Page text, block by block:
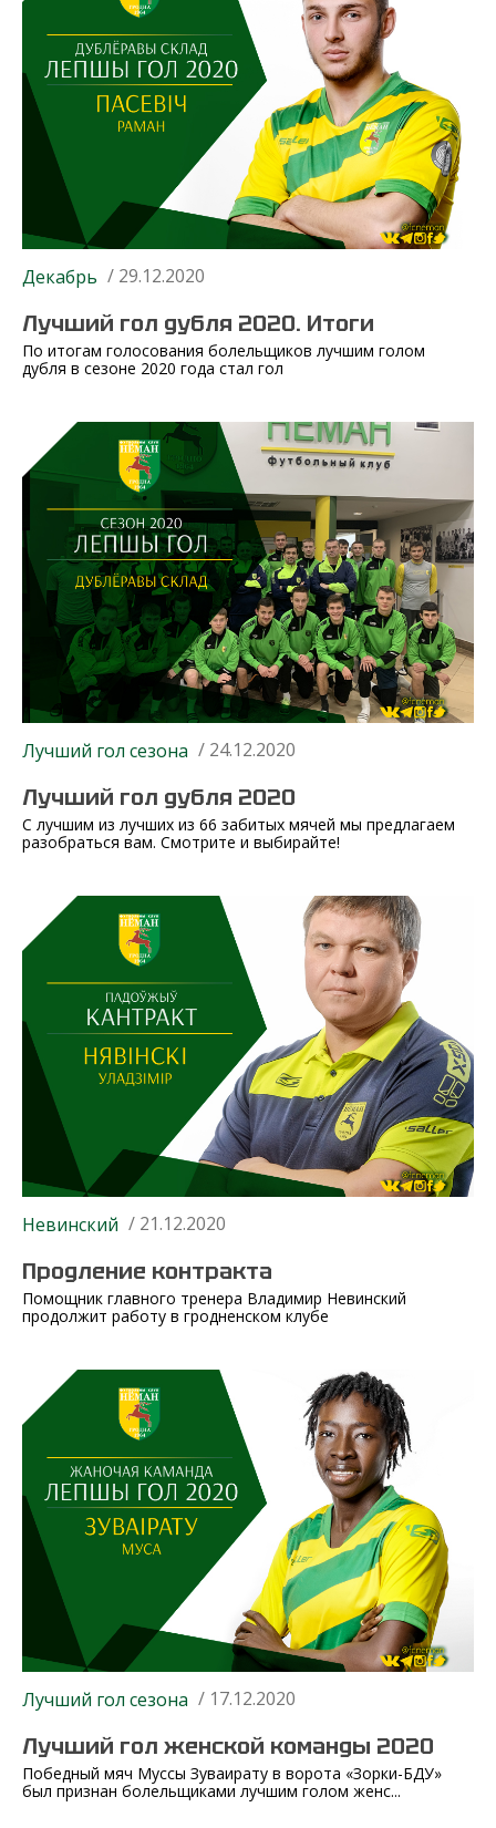
Декабрь / 29.12.2020
Лучший гол дубля 2020. Итоги
По итогам голосования болельщиков лучшим голом
дубля в сезоне 2020 года стал гол
Лучший гол сезона / 24.12.2020
Лучший гол дубля 2020
С лучшим из лучших из 66 забитых мячей мы предлагаем
разобраться вам. Смотрите и выбирайте!
Невинский / 21.12.2020
Продление контракта
Помощник главного тренера Владимир Невинский
продолжит работу в гродненском клубе
Лучший гол сезона / 17.12.2020
Лучший гол женской команды 2020
Победный мяч Муссы Зуваирату в ворота «Зорки-БДУ»
был признан болельщиками лучшим голом женс...